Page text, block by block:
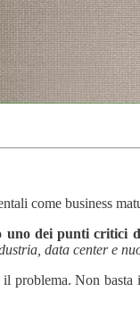
come business
dei punti critici
data center e
problema. Non